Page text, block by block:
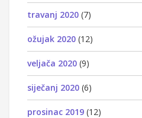
travanj 2020 (7)
ožujak 2020 (12)
veljača 2020 (9)
siječanj 2020 (6)
prosinac 2019 (12)